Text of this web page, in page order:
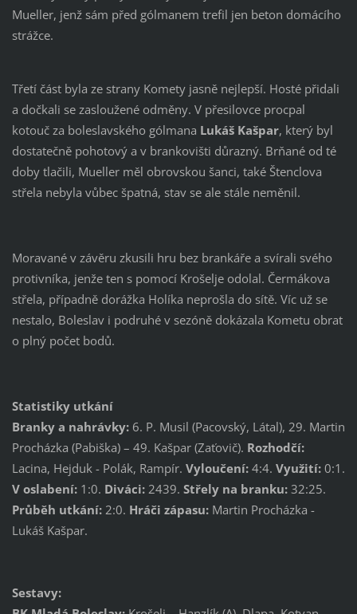
Mueller, jenž sám před gólmanem trefil jen beton domácího
strážce.
Třetí část byla ze strany Komety jasně nejlepší. Hosté přidali
a dočkali se zasloužené odměny. V přesilovce procpal
kotouč za boleslavského gólmana Lukáš Kašpar, který byl
dostatečně pohotový a v brankovišti důrazný. Brňané od té
doby tlačili, Mueller měl obrovskou šanci, také Štenclova
střela nebyla vůbec špatná, stav se ale stále neměnil.
Moravané v závěru zkusili hru bez brankáře a svírali svého
protivníka, jenže ten s pomocí Krošelje odolal. Čermákova
střela, případně dorážka Holíka neprošla do sítě. Víc už se
nestalo, Boleslav i podruhé v sezóně dokázala Kometu obrat
o plný počet bodů.
Statistiky utkání
Branky a nahrávky:6. P. Musil (Pacovský, Látal), 29. Martin
Procházka (Pabiška) – 49. Kašpar (Zaťovič). Rozhodčí:
Lacina, Hejduk - Polák, Rampír. Vyloučení:4:4. Využití:0:1.
V oslabení:1:0. Diváci:2439. Střely na branku:32:25.
Průběh utkání:2:0. Hráči zápasu:Martin Procházka -
Lukáš Kašpar.
Sestavy: